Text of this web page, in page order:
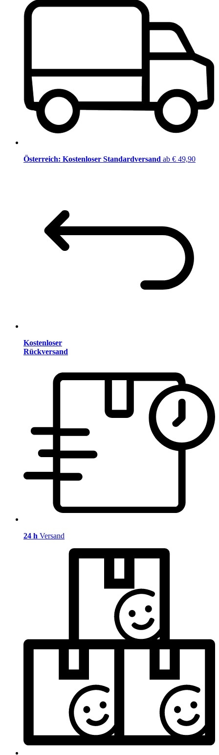
Österreich: Kostenloser Standardversand ab € 49,90
Kostenloser
Rückversand
24 h Versand